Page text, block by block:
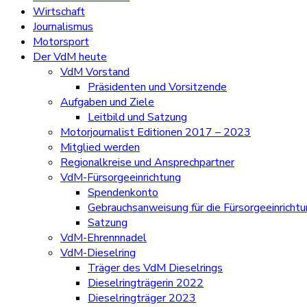
Wirtschaft
Journalismus
Motorsport
Der VdM heute
VdM Vorstand
Präsidenten und Vorsitzende
Aufgaben und Ziele
Leitbild und Satzung
Motorjournalist Editionen 2017 – 2023
Mitglied werden
Regionalkreise und Ansprechpartner
VdM-Fürsorgeeinrichtung
Spendenkonto
Gebrauchsanweisung für die
Satzung
VdM-Ehrennnadel
VdM-Dieselring
Träger des VdM Dieselrings
Dieselringträgerin 2022
Dieselringträger 2023